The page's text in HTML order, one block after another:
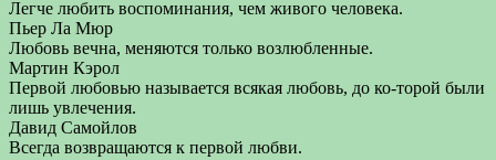
Легче любить воспоминания, чем живого человека.
Пьер Ла Мюр
Любовь вечна, меняются только возлюбленные.
Мартин Кэрол
Первой любовью называется всякая любовь, до ко-торой были
лишь увлечения.
Давид Самойлов
Всегда возвращаются к первой любви.